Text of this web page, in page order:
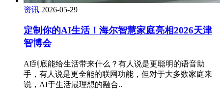
资讯 2026-05-29
定制你的AI生活！海尔智慧家庭亮相2026天津
智博会
AI到底能给生活带来什么？有人说是更聪明的语音助
手，有人说是更全能的联网功能，但对于大多数家庭来
说，AI于生活最理想的融合..